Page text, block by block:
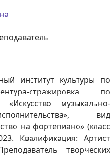
институт культуры по
стражировка по
музыкально-
вид
на фортепиано» (класс
Квалификация: Артист
творческих